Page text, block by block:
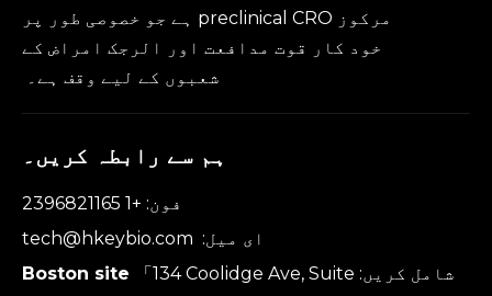
مرکوز preclinical CRO ہے جو خصوصی طور پر
خود کار قوت مدافعت اور الرجک امراض کے
شعبوں کے لیے وقف ہے۔
ہم سے رابطہ کریں۔
فون: +1 2396821165
ای میل: tech@hkeybio.com
شامل کریں:
Boston site
「134 Coolidge Ave, Suite